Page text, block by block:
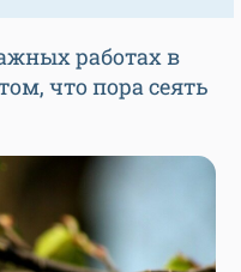
работах в
что пора сеять